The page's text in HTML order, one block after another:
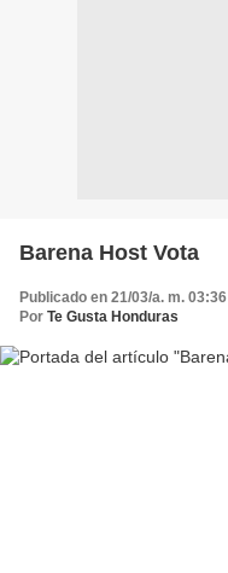
Barena Host Vota
Publicado en 21/03/a. m. 03:36
Por Te Gusta Honduras